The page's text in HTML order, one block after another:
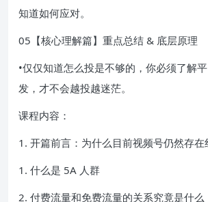
知道如何应对。
05【核心理解篇】重点总结 & 底层原理
•仅仅知道怎么投是不够的，你必须了解
发，才不会越投越迷茫。
课程内容：
1. 开篇前言：为什么目前视频号仍然存在
1. 什么是 5A 人群
2. 付费流量和免费流量的关系究竟是什